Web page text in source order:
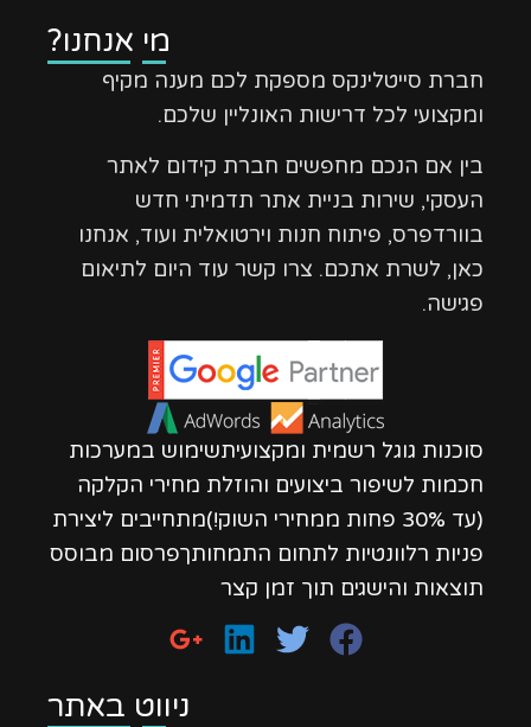
מי אנחנו?
חברת סייטלינקס מספקת לכם מענה מקיף
ומקצועי לכל דרישות האונליין שלכם.
בין אם הנכם מחפשים חברת קידום לאתר
העסקי, שירות בניית אתר תדמיתי חדש
בוורדפרס, פיתוח חנות וירטואלית ועוד, אנחנו
כאן, לשרת אתכם. צרו קשר עוד היום לתיאום
פגישה.
סוכנות גוגל רשמית ומקצועיתשימוש במערכות
חכמות לשיפור ביצועים והוזלת מחירי הקלקה
(עד 30% פחות ממחירי השוק!)מתחייבים ליצירת
פניות רלוונטיות לתחום התמחותךפרסום מבוסס
תוצאות והישגים תוך זמן קצר
ניווט באתר